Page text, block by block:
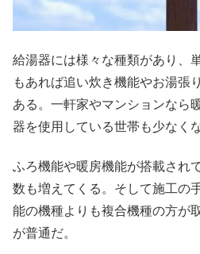
給湯器には様々な種類があり、
もあれば追い炊き機能やお湯張
ある。一軒家やマンションなら
器を使用している世帯も少なくな
ふろ機能や暖房機能が搭載され
数も増えてくる。そして施工の
能の機種よりも複合機種の方が
が普通だ。